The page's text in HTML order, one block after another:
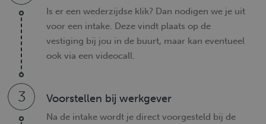
Is er een wederzijdse klik? Dan nodigen we je uit
voor een intake. Deze vindt plaats op de
vestiging bij jou in de buurt, maar kan eventueel
ook via een videocall.
3 Voorstellen bij werkgever
Na de intake wordt je direct voorgesteld bij de